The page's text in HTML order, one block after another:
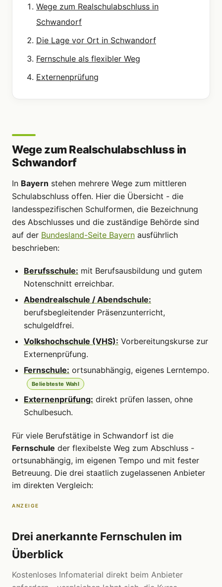
Wege zum Realschulabschluss in
Schwandorf
Die Lage vor Ort in Schwandorf
Fernschule als flexibler Weg
Externenprüfung
Wege zum Realschulabschluss in
Schwandorf
In Bayern stehen mehrere Wege zum mittleren
Schulabschluss offen. Hier die Übersicht - die
landesspezifischen Schulformen, die Bezeichnung
des Abschlusses und die zuständige Behörde sind
auf der Bundesland-Seite Bayern ausführlich
beschrieben:
Berufsschule: mit Berufsausbildung und gutem
Notenschnitt erreichbar.
Abendrealschule / Abendschule:
berufsbegleitender Präsenzunterricht,
schulgeldfrei.
Volkshochschule (VHS): Vorbereitungskurse zur
Externenprüfung.
Fernschule: ortsunabhängig, eigenes Lerntempo.
Beliebteste Wahl
Externenprüfung: direkt prüfen lassen, ohne
Schulbesuch.
Für viele Berufstätige in Schwandorf ist die
Fernschule der flexibelste Weg zum Abschluss -
ortsunabhängig, im eigenen Tempo und mit fester
Betreuung. Die drei staatlich zugelassenen Anbieter
im direkten Vergleich:
ANZEIGE
Drei anerkannte Fernschulen im
Überblick
Kostenloses Infomaterial direkt beim Anbieter